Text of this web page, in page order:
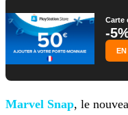
Carte
-
Marvel Snap, le